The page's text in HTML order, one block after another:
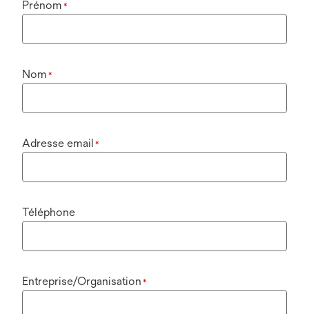
Prénom *
Nom *
Adresse email *
Téléphone
Entreprise/Organisation *